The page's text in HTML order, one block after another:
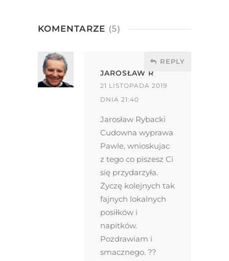
KOMENTARZE (5)
JAROSŁAW R
21 LISTOPADA 2019
DNIA 21:40
REPLY
Jarosław Rybacki
Cudowna wyprawa
Pawle, wnioskujac
z tego co piszesz Ci
się przydarzyła.
Życzę kolejnych tak
fajnych lokalnych
posiłków i
napitków.
Pozdrawiam i
smacznego. ??